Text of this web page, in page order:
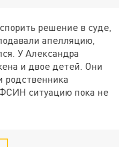
решение в суде,
апелляцию,
У Александра
и двое детей. Они
родственника
ситуацию пока не